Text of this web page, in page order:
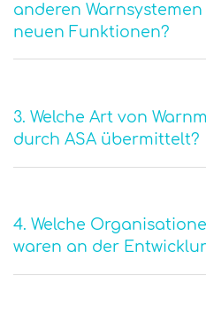
anderen
neuen Funktionen?
3. Welche Art von
durch ASA übermittelt?
4. Welche
waren an der